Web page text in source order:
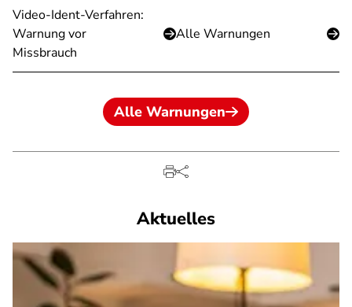
Video-Ident-Verfahren:
Warnung vor
Missbrauch
Alle Warnungen
Alle Warnungen
Aktuelles